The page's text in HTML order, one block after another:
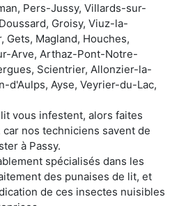
Pers-Jussy, Villards-sur-
Groisy, Viuz-la-
Gets, Magland, Houches,
Arve, Arthaz-Pont-Notre-
Scientrier, Allonzier-la-
d'Aulps, Ayse, Veyrier-du-Lac,
vous infestent, alors faites
nos techniciens savent de
à Passy.
spécialisés dans les
des punaises de lit, et
de ces insectes nuisibles